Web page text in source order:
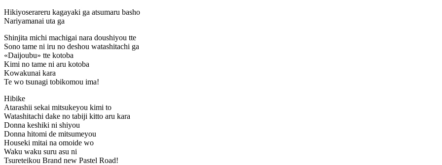
Hikiyoserareru kagayaki ga atsumaru basho
Nariyamanai uta ga
Shinjita michi machigai nara doushiyou tte
Sono tame ni iru no deshou watashitachi ga
«Daijoubu» tte kotoba
Kimi no tame ni aru kotoba
Kowakunai kara
Te wo tsunagi tobikomou ima!
Hibike
Atarashii sekai mitsukeyou kimi to
Watashitachi dake no tabiji kitto aru kara
Donna keshiki ni shiyou
Donna hitomi de mitsumeyou
Houseki mitai na omoide wo
Waku waku suru asu ni
Tsureteikou Brand new Pastel Road!